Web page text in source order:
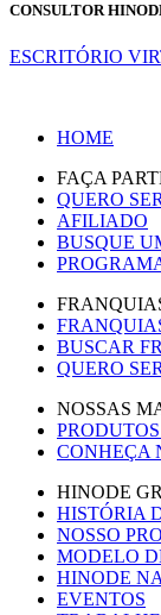
CONSULTOR
ESCRITÓRIO
HOME
FAÇA
QUERO
AFILIADO
BUSQUE
BUSCAR
QUERO
NOSSAS
CONHEÇA
HINODE
HISTÓRIA
NOSSO
MODELO
HINODE
EVENTOS